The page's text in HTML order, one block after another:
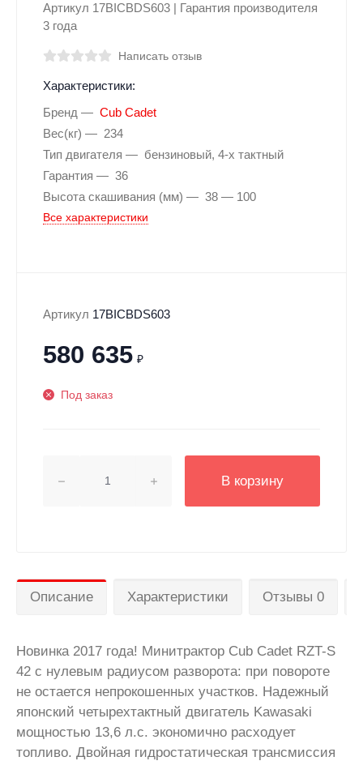
Артикул 17BICBDS603 | Гарантия производителя
3 года
Написать отзыв
Характеристики:
Бренд
Cub Cadet
Вес(кг)
234
Тип двигателя
бензиновый, 4-х тактный
Гарантия
36
Высота скашивания (мм)
38 — 100
Все характеристики
Артикул 17BICBDS603
580 635 ₽
Под заказ
В корзину
Описание Характеристики Отзывы 0
Новинка 2017 года! Минитрактор Cub Cadet RZT-S
42 с нулевым радиусом разворота: при повороте
не остается непрокошенных участков. Надежный
японский четырехтактный двигатель Kawasaki
мощностью 13,6 л.с. экономично расходует
топливо. Двойная гидростатическая трансмиссия